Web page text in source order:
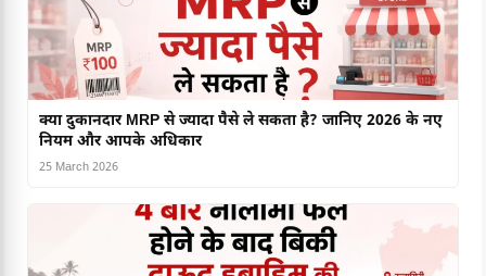
क्या दुकानदार MRP से ज्यादा पैसे ले सकता है? जानिए 2026 के नए
नियम और आपके अधिकार
25 March 2026